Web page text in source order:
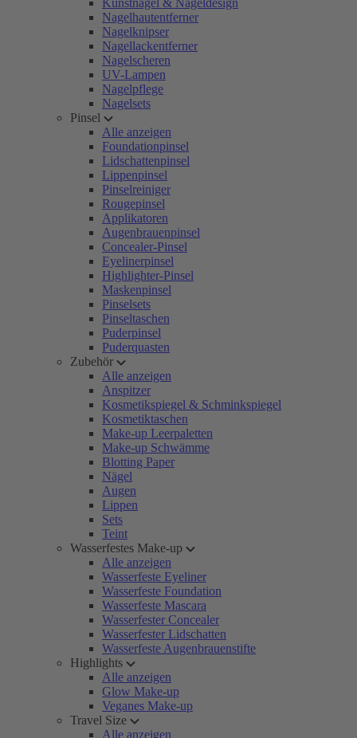
Kunstnägel & Nageldesign
Nagelhautentferner
Nagelknipser
Nagellackentferner
Nagelscheren
UV-Lampen
Nagelpflege
Nagelsets
Pinsel
Alle anzeigen
Foundationpinsel
Lidschattenpinsel
Lippenpinsel
Pinselreiniger
Rougepinsel
Applikatoren
Augenbrauenpinsel
Concealer-Pinsel
Eyelinerpinsel
Highlighter-Pinsel
Maskenpinsel
Pinselsets
Pinseltaschen
Puderpinsel
Puderquasten
Zubehör
Alle anzeigen
Anspitzer
Kosmetikspiegel & Schminkspiegel
Kosmetiktaschen
Make-up Leerpaletten
Make-up Schwämme
Blotting Paper
Nägel
Augen
Lippen
Sets
Teint
Wasserfestes Make-up
Alle anzeigen
Wasserfeste Eyeliner
Wasserfeste Foundation
Wasserfeste Mascara
Wasserfester Concealer
Wasserfester Lidschatten
Wasserfeste Augenbrauenstifte
Highlights
Alle anzeigen
Glow Make-up
Veganes Make-up
Travel Size
Alle anzeigen